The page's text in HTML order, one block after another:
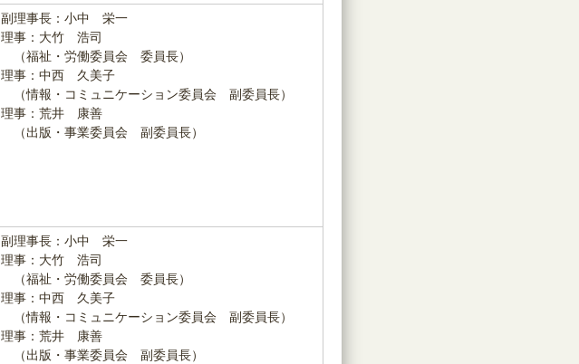
副理事長：小中 栄一
理事：大竹 浩司
（福祉・労働委員会 委員長）
理事：中西 久美子
（情報・コミュニケーション委員会 副委員長）
理事：荒井 康善
（出版・事業委員会 副委員長）
副理事長：小中 栄一
理事：大竹 浩司
（福祉・労働委員会 委員長）
理事：中西 久美子
（情報・コミュニケーション委員会 副委員長）
理事：荒井 康善
（出版・事業委員会 副委員長）